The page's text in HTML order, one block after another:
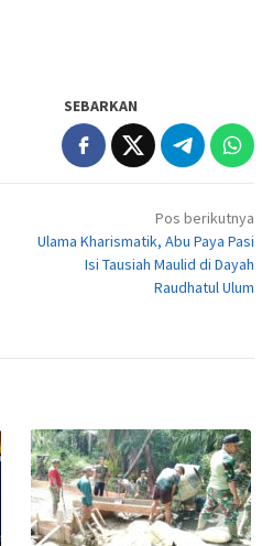
SEBARKAN
Pos berikutnya
Ulama Kharismatik, Abu Paya Pasi
Isi Tausiah Maulid di Dayah
Raudhatul Ulum